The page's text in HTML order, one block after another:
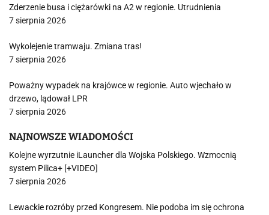
Zderzenie busa i ciężarówki na A2 w regionie. Utrudnienia
7 sierpnia 2026
Wykolejenie tramwaju. Zmiana tras!
7 sierpnia 2026
Poważny wypadek na krajówce w regionie. Auto wjechało w
drzewo, lądował LPR
7 sierpnia 2026
NAJNOWSZE WIADOMOŚCI
Kolejne wyrzutnie iLauncher dla Wojska Polskiego. Wzmocnią
system Pilica+ [+VIDEO]
7 sierpnia 2026
Lewackie rozróby przed Kongresem. Nie podoba im się ochrona